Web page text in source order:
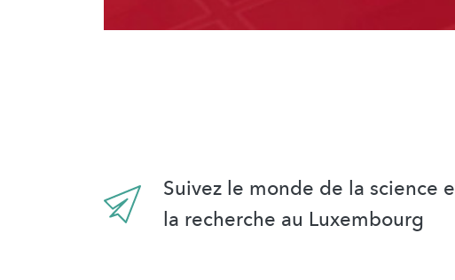
Suivez le monde de la science
la recherche au Luxembourg